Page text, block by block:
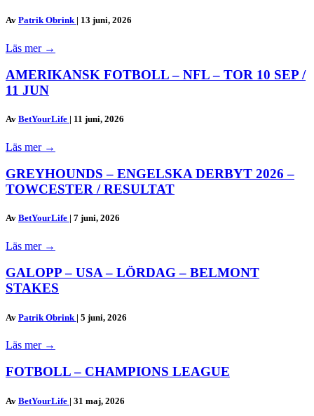
Av Patrik Obrink | 13 juni, 2026
Läs mer →
AMERIKANSK FOTBOLL – NFL – TOR 10 SEP /
11 JUN
Av BetYourLife | 11 juni, 2026
Läs mer →
GREYHOUNDS – ENGELSKA DERBYT 2026 –
TOWCESTER / RESULTAT
Av BetYourLife | 7 juni, 2026
Läs mer →
GALOPP – USA – LÖRDAG – BELMONT
STAKES
Av Patrik Obrink | 5 juni, 2026
Läs mer →
FOTBOLL – CHAMPIONS LEAGUE
Av BetYourLife | 31 maj, 2026